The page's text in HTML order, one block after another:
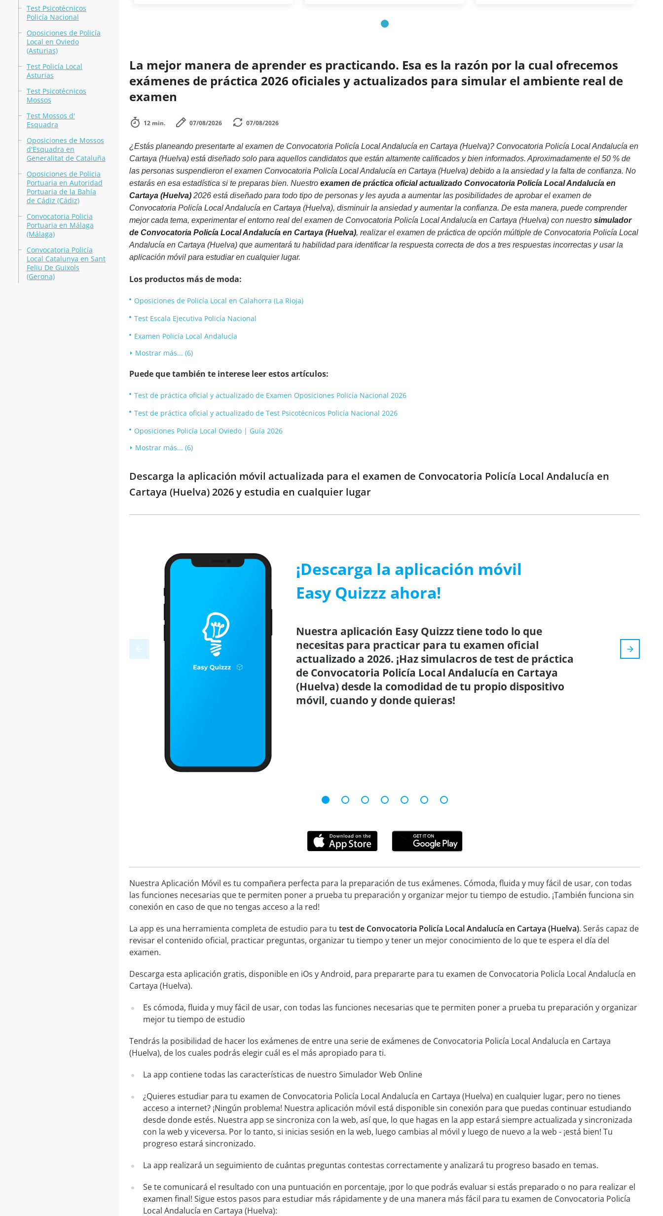
Test Psicotécnicos
Policía Nacional
Oposiciones de Policía
Local en Oviedo
(Asturias)
Test Policía Local
Asturias
Test Psicotécnicos
Mossos
Test Mossos d'
Esquadra
Oposiciones de Mossos
d'Esquadra en
Generalitat de Cataluña
Oposiciones de Policia
Portuaria en Autoridad
Portuaria de la Bahía
de Cádiz (Cádiz)
Convocatoria Policia
Portuaria en Málaga
(Málaga)
Convocatoria Policía
Local Catalunya en Sant
Feliu De Guixols
(Gerona)
La mejor manera de aprender es practicando. Esa es la razón por la cual ofrecemos
exámenes de práctica 2026 oficiales y actualizados para simular el ambiente real de
examen
12 min. 07/08/2026 07/08/2026
¿Estás planeando presentarte al examen de Convocatoria Policía Local Andalucía en Cartaya (Huelva)? Convocatoria Policía Local Andalucía en
Cartaya (Huelva) está diseñado solo para aquellos candidatos que están altamente calificados y bien informados. Aproximadamente el 50 % de
las personas suspendieron el examen Convocatoria Policía Local Andalucía en Cartaya (Huelva) debido a la ansiedad y la falta de confianza. No
estarás en esa estadística si te preparas bien. Nuestro examen de práctica oficial actualizado Convocatoria Policía Local Andalucía en
Cartaya (Huelva)2026 está diseñado para todo tipo de personas y les ayuda a aumentar las posibilidades de aprobar el examen de
Convocatoria Policía Local Andalucía en Cartaya (Huelva), disminuir la ansiedad y aumentar la confianza. De esta manera, puede comprender
mejor cada tema, experimentar el entorno real del examen de Convocatoria Policía Local Andalucía en Cartaya (Huelva) con nuestro simulador
de Convocatoria Policía Local Andalucía en Cartaya (Huelva), realizar el examen de práctica de opción múltiple de Convocatoria Policía Local
Andalucía en Cartaya (Huelva) que aumentará tu habilidad para identificar la respuesta correcta de dos a tres respuestas incorrectas y usar la
aplicación móvil para estudiar en cualquier lugar.
Los productos más de moda:
Oposiciones de Policía Local en Calahorra (La Rioja)
Test Escala Ejecutiva Policía Nacional
Examen Policía Local Andalucía
Mostrar más... (6)
Puede que también te interese leer estos artículos:
Test de práctica oficial y actualizado de Examen Oposiciones Policía Nacional 2026
Test de práctica oficial y actualizado de Test Psicotécnicos Policía Nacional 2026
Oposiciones Policía Local Oviedo | Guía 2026
Mostrar más... (6)
Descarga la aplicación móvil actualizada para el examen de Convocatoria Policía Local Andalucía en
Cartaya (Huelva) 2026 y estudia en cualquier lugar
¡Descarga la aplicación móvil
Easy Quizzz ahora!
Nuestra aplicación Easy Quizzz tiene todo lo que
necesitas para practicar para tu examen oficial
actualizado a 2026. ¡Haz simulacros de test de práctica
de Convocatoria Policía Local Andalucía en Cartaya
(Huelva) desde la comodidad de tu propio dispositivo
móvil, cuando y donde quieras!
Nuestra Aplicación Móvil es tu compañera perfecta para la preparación de tus exámenes. Cómoda, fluida y muy fácil de usar, con todas
las funciones necesarias que te permiten poner a prueba tu preparación y organizar mejor tu tiempo de estudio. ¡También funciona sin
conexión en caso de que no tengas acceso a la red!
La app es una herramienta completa de estudio para tu test de Convocatoria Policía Local Andalucía en Cartaya (Huelva). Serás capaz de
revisar el contenido oficial, practicar preguntas, organizar tu tiempo y tener un mejor conocimiento de lo que te espera el día del
examen.
Descarga esta aplicación gratis, disponible en iOs y Android, para prepararte para tu examen de Convocatoria Policía Local Andalucía en
Cartaya (Huelva).
Es cómoda, fluida y muy fácil de usar, con todas las funciones necesarias que te permiten poner a prueba tu preparación y organizar
mejor tu tiempo de estudio
Tendrás la posibilidad de hacer los exámenes de entre una serie de exámenes de Convocatoria Policía Local Andalucía en Cartaya
(Huelva), de los cuales podrás elegir cuál es el más apropiado para ti.
La app contiene todas las características de nuestro Simulador Web Online
¿Quieres estudiar para tu examen de Convocatoria Policía Local Andalucía en Cartaya (Huelva) en cualquier lugar, pero no tienes
acceso a internet? ¡Ningún problema! Nuestra aplicación móvil está disponible sin conexión para que puedas continuar estudiando
desde donde estés. Nuestra app se sincroniza con la web, así que, lo que hagas en la app estará siempre actualizada y sincronizada
con la web y viceversa. Por lo tanto, si inicias sesión en la web, luego cambias al móvil y luego de nuevo a la web - ¡está bien! Tu
progreso estará sincronizado.
La app realizará un seguimiento de cuántas preguntas contestas correctamente y analizará tu progreso basado en temas.
Se te comunicará el resultado con una puntuación en porcentaje, ¡por lo que podrás evaluar si estás preparado o no para realizar el
examen final! Sigue estos pasos para estudiar más rápidamente y de una manera más fácil para tu examen de Convocatoria Policía
Local Andalucía en Cartaya (Huelva):